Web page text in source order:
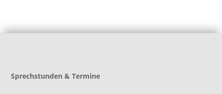
Sprechstunden & Termine